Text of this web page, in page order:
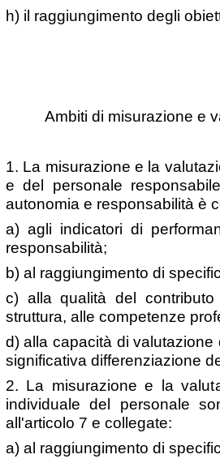
h) il raggiungimento degli
Ambiti di misurazione e
1. La misurazione e la
e del personale
autonomia e responsabilità è
a) agli indicatori di
responsabilità;
b) al raggiungimento di
c) alla qualità del
struttura, alle competenze
d) alla capacità di
significativa differenziazione
2. La misurazione e la
individuale del personale
all'articolo 7 e collegate:
a) al raggiungimento di